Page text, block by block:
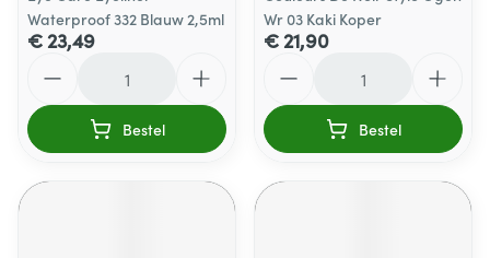
Waterproof 332 Blauw 2,5ml
€ 23,49
Bestel
Wr 03 Kaki Koper
€ 21,90
Bestel